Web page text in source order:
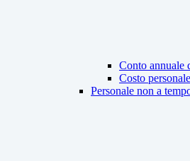
Conto annuale
Costo
Personale non a